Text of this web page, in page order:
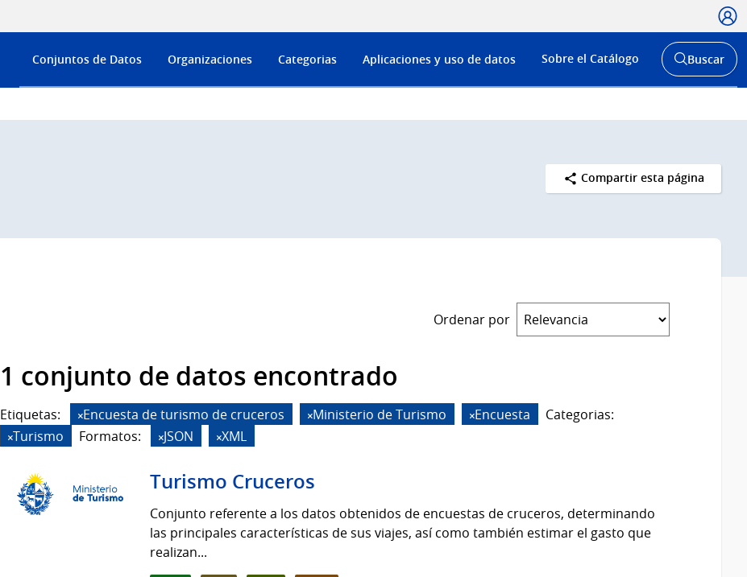
Menú
de
Conjuntos de Datos Organizaciones Categorias Aplicaciones y uso de datos Sobre el Catálogo
Abrir
buscador
Buscar
Compartir esta página
Ordenar por
1 conjunto de datos encontrado
Etiquetas: Encuesta de turismo de cruceros Ministerio de Turismo Encuesta
Categorias:
Turismo
Formatos: JSON XML
Turismo Cruceros
Conjunto referente a los datos obtenidos de encuestas de cruceros, determinando
las principales características de sus viajes, así como también estimar el gasto que
realizan...